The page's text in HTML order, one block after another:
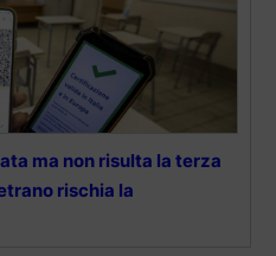
ma non risulta la terza
rischia la